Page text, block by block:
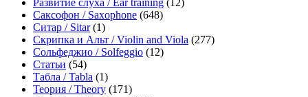
Развитие слуха / Ear training (12)
Саксофон / Saxophone (648)
Ситар / Sitar(1)
Скрипка и Альт / Violin and Viola (277)
Сольфеджио / Solfeggio (12)
Статьи (54)
Табла / Tabla (1)
Теория / Theory (171)